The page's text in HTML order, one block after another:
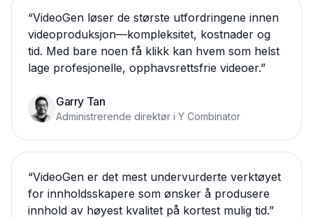
“VideoGen løser de største utfordringene innen
videoproduksjon—kompleksitet, kostnader og
tid. Med bare noen få klikk kan hvem som helst
lage profesjonelle, opphavsrettsfrie videoer.”
Garry Tan
Administrerende direktør i Y Combinator
“VideoGen er det mest undervurderte verktøyet
for innholdsskapere som ønsker å produsere
innhold av høyest kvalitet på kortest mulig tid.”